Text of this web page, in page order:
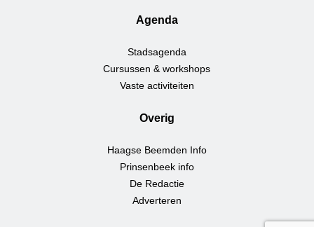
Agenda
Stadsagenda
Cursussen & workshops
Vaste activiteiten
Overig
Haagse Beemden Info
Prinsenbeek info
De Redactie
Adverteren